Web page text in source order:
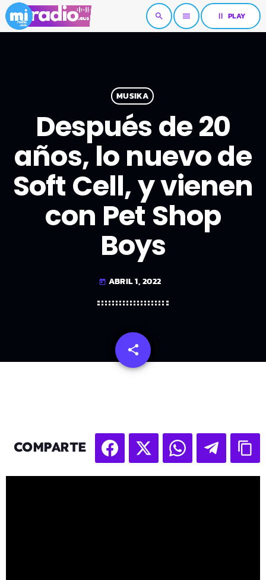
search menu pause PLAY
MUSIKA
Después de 20
años, lo nuevo de
Soft Cell, y vienen
con Pet Shop
Boys
today ABRIL 1, 2022
share
email
COMPARTE